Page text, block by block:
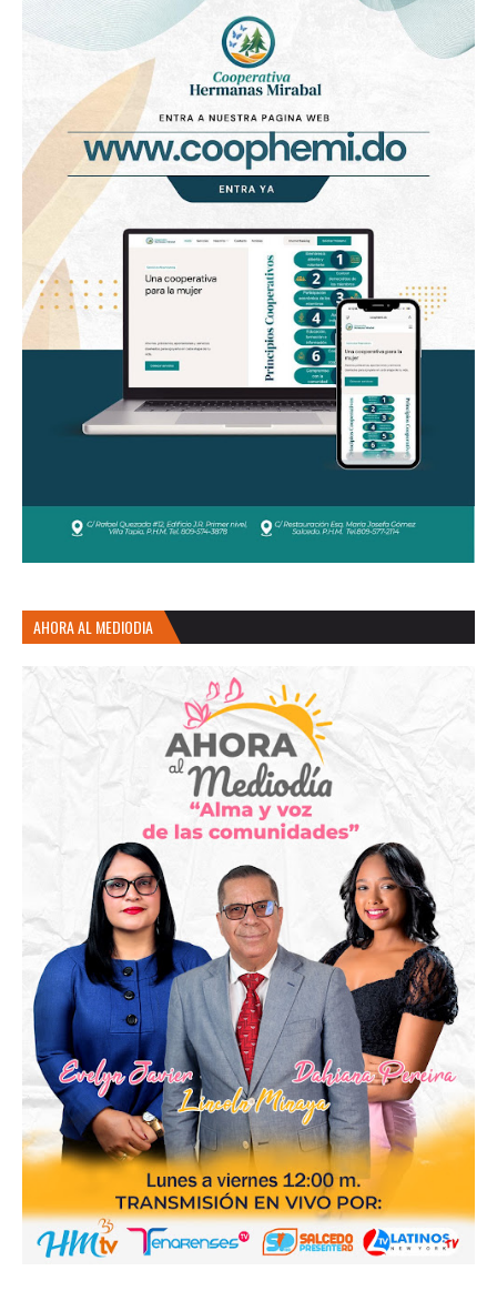
AHORA AL MEDIODIA